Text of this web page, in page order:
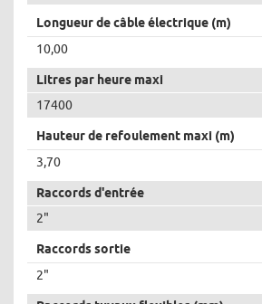
Longueur de câble électrique (m)
10,00
Litres par heure maxi
17400
Hauteur de refoulement maxi (m)
3,70
Raccords d'entrée
2"
Raccords sortie
2"